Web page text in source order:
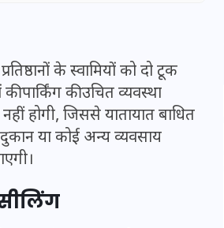
के स्वामियों को दो टूक
पार्किंग की उचित व्यवस्था
होगी, जिससे यातायात बाधित
दुकान या कोई अन्य व्यवसाय